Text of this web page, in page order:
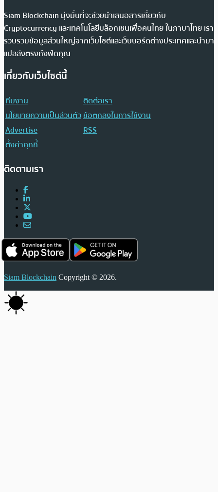
Siam Blockchain มุ่งมั่นที่จะช่วยนำเสนอสารเกี่ยวกับ
Cryptocurrency และเทคโนโลยีบล็อกเชนเพื่อคนไทย ในภาษาไทย เรา
รวบรวมข้อมูลส่วนใหญ่จากเว็บไซต์และเว็บบอร์ดต่างประเทศและนำมา
แปลส่งตรงถึงฟีดคุณ
เกี่ยวกับเว็บไซต์นี้
ทีมงาน
ติดต่อเรา
นโยบายความเป็นส่วนตัวข้อตกลงในการใช้งาน
Advertise
RSS
ตั้งค่าคุกกี้
ติดตามเรา
Siam Blockchain Copyright © 2026.